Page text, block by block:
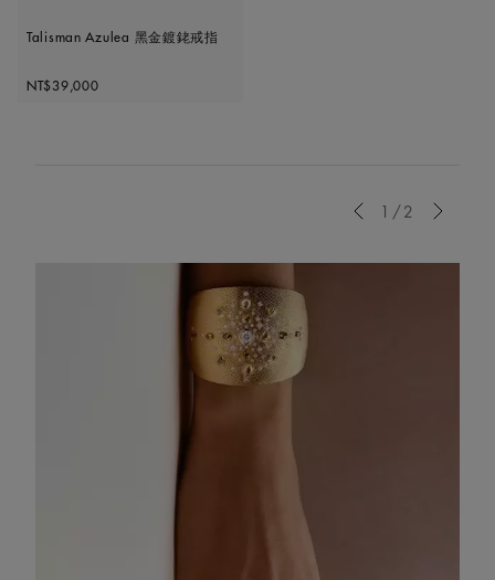
Talisman Azulea 黑金鍍銠戒指
Original price
NT$39,000
1/2